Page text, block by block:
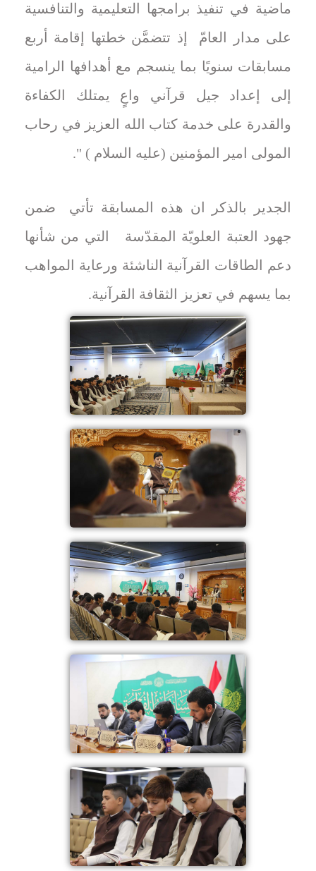
ماضية في تنفيذ برامجها التعليمية والتنافسية
على مدار العامّ إذ تتضمَّن خطتها إقامة أربع
مسابقات سنويًا بما ينسجم مع أهدافها الرامية
إلى إعداد جيل قرآني واعٍ يمتلك الكفاءة
والقدرة على خدمة كتاب الله العزيز في رحاب
المولى امير المؤمنين (عليه السلام ) ".
الجدير بالذكر ان هذه المسابقة تأتي ضمن
جهود العتبة العلويّة المقدّسة التي من شأنها
دعم الطاقات القرآنية الناشئة ورعاية المواهب
بما يسهم في تعزيز الثقافة القرآنية.